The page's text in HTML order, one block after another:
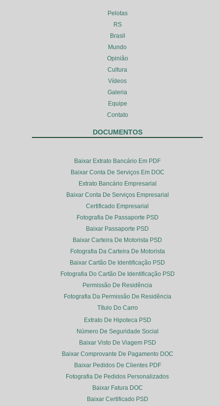
Pelotas
RS
Brasil
Mundo
Opinião
Cultura
Vídeos
Galeria
Equipe
Contato
DOCUMENTOS
Baixar Extrato Bancário Em PDF
Baixar Conta De Serviços Em DOC
Extrato Bancário Empresarial
Baixar Conta De Serviços Empresarial
Certificado Empresarial
Fotografia De Passaporte PSD
Baixar Passaporte PSD
Baixar Carteira De Motorista PSD
Fotografia Da Carteira De Motorista
Baixar Cartão De Identificação PSD
Fotografia Do Cartão De Identificação PSD
Permissão De Residência
Fotografia Da Permissão De Residência
Título Do Carro
Extrato De Hipoteca PSD
Número De Seguridade Social
Baixar Visto De Viagem PSD
Baixar Comprovante De Pagamento DOC
Baixar Pedidos De Clientes PDF
Fotografia De Pedidos Personalizados
Baixar Fatura DOC
Baixar Certificado PSD